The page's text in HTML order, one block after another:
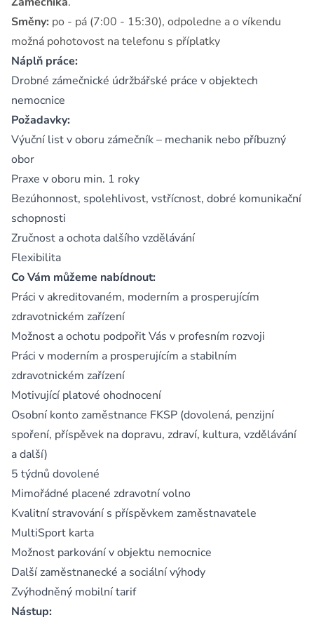
Směny: po - pá (7:00 - 15:30), odpoledne a o víkendu
možná pohotovost na telefonu s příplatky
Náplň práce:
Drobné zámečnické údržbářské práce v objektech
nemocnice
Požadavky:
Výuční list v oboru zámečník – mechanik nebo příbuzný
obor
Praxe v oboru min. 1 roky
Bezúhonnost, spolehlivost, vstřícnost, dobré komunikační
schopnosti
Zručnost a ochota dalšího vzdělávání
Flexibilita
Co Vám můžeme nabídnout:
Práci v akreditovaném, moderním a prosperujícím
zdravotnickém zařízení
Možnost a ochotu podpořit Vás v profesním rozvoji
Práci v moderním a prosperujícím a stabilním
zdravotnickém zařízení
Motivující platové ohodnocení
Osobní konto zaměstnance FKSP (dovolená, penzijní
spoření, příspěvek na dopravu, zdraví, kultura, vzdělávání
a další)
5 týdnů dovolené
Mimořádné placené zdravotní volno
Kvalitní stravování s příspěvkem zaměstnavatele
MultiSport karta
Možnost parkování v objektu nemocnice
Další zaměstnanecké a sociální výhody
Zvýhodněný mobilní tarif
Nástup: